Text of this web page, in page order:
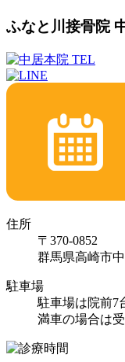
ふなと川接骨院
住所
〒370-0852
群馬県高崎市
駐車場
駐車場は院前7
満車の場合は